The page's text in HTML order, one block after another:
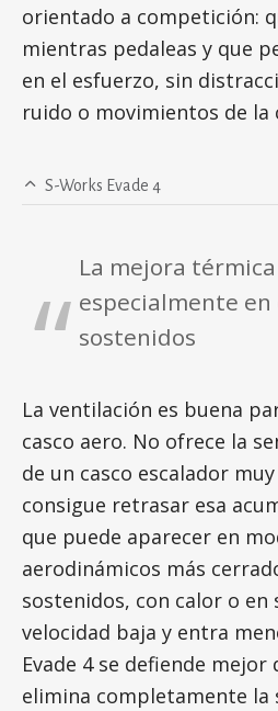
orientado a competición:
mientras pedaleas y que
en el esfuerzo, sin
ruido o movimientos de la
S-Works Evade 4
La mejora
especialmente en
sostenidos
La ventilación es buena
casco aero. No ofrece la
de un casco escalador
consigue retrasar esa
que puede aparecer en
aerodinámicos más
sostenidos, con calor o en
velocidad baja y entra
Evade 4 se defiende mejor
elimina completamente la